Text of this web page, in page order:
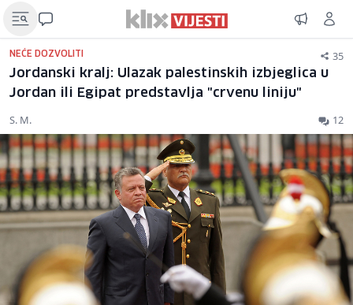
NEĆE DOZVOLITI 35
Jordanski kralj: Ulazak palestinskih izbjeglica u
Jordan ili Egipat predstavlja "crvenu liniju"
S. M. 12